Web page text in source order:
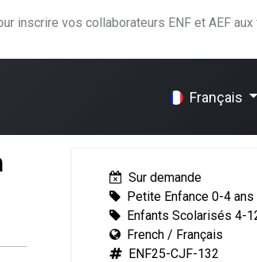
inscrire vos collaborateurs ENF et AEF
Français
Sur demande
Petite Enfance 0-4 ans
Enfants Scolarisés 4-
French / Français
ENF25-CJF-132